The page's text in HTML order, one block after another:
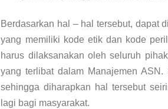
Berdasarkan hal – hal tersebut, dapat
yang memiliki kode etik dan kode
harus dilaksanakan oleh seluruh
yang terlibat dalam Manajemen
sehingga diharapkan hal tersebut
lagi bagi masyarakat.